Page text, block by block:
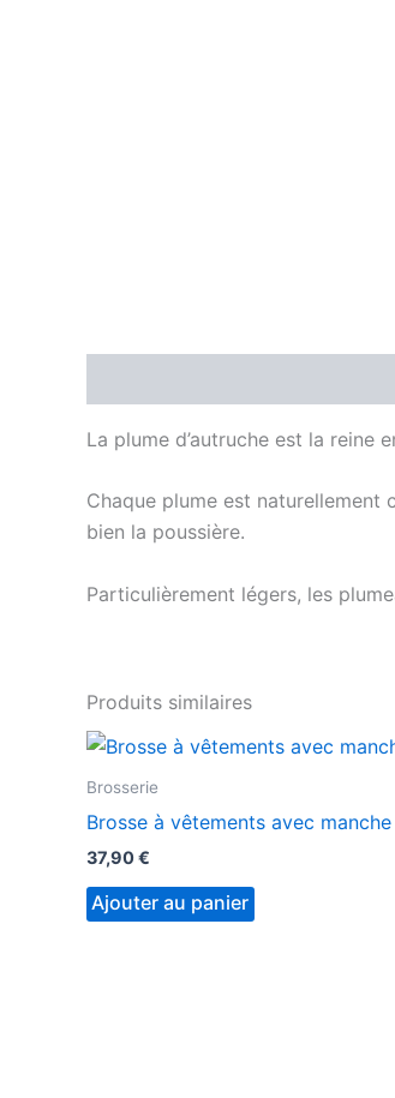
La plume d’autruche est la reine
Chaque plume est naturellement
bien la poussière.
Particulièrement légers, les
Produits similaires
Brosserie
Brosse à vêtements avec manche
37,90€
Ajouter au panier